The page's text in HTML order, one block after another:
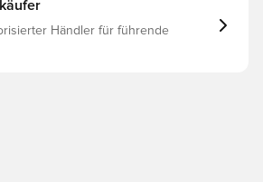
Händler für führende